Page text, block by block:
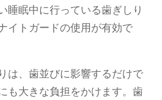
睡眠中に行っている歯ぎしり
イトガードの使用が有効で
は、歯並びに影響するだけで
も大きな負担をかけます。歯